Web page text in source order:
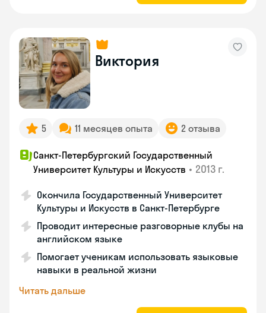
Виктория
5 11 месяцев опыта 2 отзыва
Санкт-Петербургский Государственный
Университет Культуры и Искусств • 2013 г.
Окончила Государственный Университет
Культуры и Искусств в Санкт-Петербурге
Проводит интересные разговорные клубы на
английском языке
Помогает ученикам использовать языковые
навыки в реальной жизни
Читать дальше